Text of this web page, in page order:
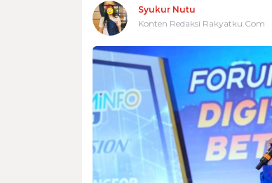
Syukur Nutu
Konten Redaksi Rakyatku.Com